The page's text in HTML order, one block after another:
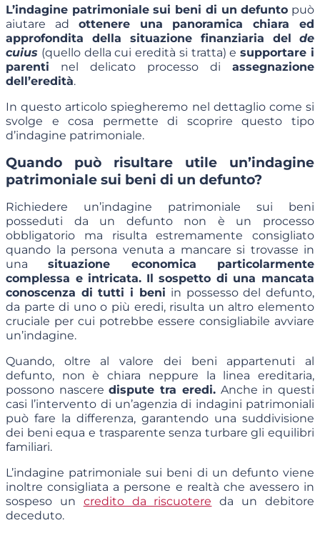
L’indagine patrimoniale sui beni di un defunto può
aiutare ad ottenere una panoramica chiara ed
approfondita della situazione finanziaria del
de
cuius (quello della cui eredità si tratta) esupportare i
parenti nel delicato processo di assegnazione
dell’eredità.
In questo articolo spiegheremo nel dettaglio come si
svolge e cosa permette di scoprire questo tipo
d’indagine patrimoniale.
Quando può risultare utile un’indagine
patrimoniale sui beni di un defunto?
Richiedere un’indagine patrimoniale sui beni
posseduti da un defunto non è un processo
obbligatorio ma risulta estremamente consigliato
quando la persona venuta a mancare si trovasse in
unasituazione economica particolarmente
complessa e intricata. Il sospetto di una mancata
conoscenza di tutti i beni in possesso del defunto,
da parte di uno o più eredi, risulta un altro elemento
cruciale per cui potrebbe essere consigliabile avviare
un’indagine.
Quando, oltre al valore dei beni appartenuti al
defunto, non è chiara neppure la linea ereditaria,
possono nasceredispute tra eredi.Anche in questi
casi l’intervento di un’agenzia di indagini patrimoniali
può fare la differenza, garantendo una suddivisione
dei beni equa e trasparente senza turbare gli equilibri
familiari.
L’indagine patrimoniale sui beni di un defunto viene
inoltre consigliata a persone e realtà che avessero in
sospeso un credito da riscuotere da un debitore
deceduto.